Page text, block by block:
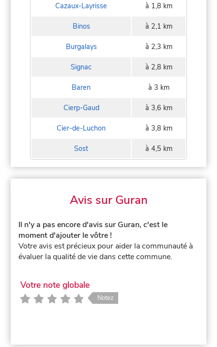
Cazaux-Layrisse à 1,8 km
Binos à 2,1 km
Burgalays à 2,3 km
Signac à 2,8 km
Baren à 3 km
Cierp-Gaud à 3,6 km
Cier-de-Luchon à 3,8 km
Sost à 4,5 km
Avis sur Guran
Il n'y a pas encore d'avis sur Guran, c'est le
moment d'ajouter le vôtre !
Votre avis est précieux pour aider la communauté à
évaluer la qualité de vie dans cette commune.
Votre note globale
Notez